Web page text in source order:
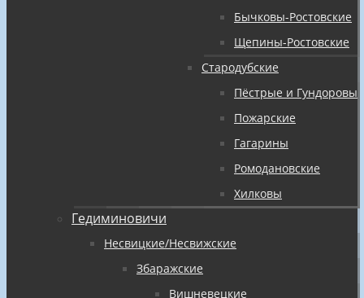
Бычковы-Ростовские
Щепины-Ростовские
Стародубские
Пёстрые и Гундоровы
Пожарские
Гагарины
Ромодановские
Хилковы
Гедиминовичи
Несвицкие/Несвижские
Збаражские
Вишневецкие